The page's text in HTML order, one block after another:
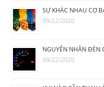
SỰ KHÁC NHAU CƠ
09/22/2020
NGUYÊN NHÂN ĐÈN
09/22/2020